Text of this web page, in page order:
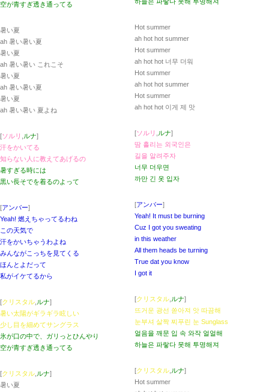
空が青すぎ透き通ってる
暑い夏
ah 暑い暑い夏
暑い夏
ah 暑い暑い これこそ
暑い夏
ah 暑い暑い夏
暑い夏
ah 暑い暑い 夏よね
[ソルリ ルナ]
汗をかいてる
知らない人に教えてあげるの
暑すぎる時には
黒い長そでを着るのよって
[アンバー]
Yeah! 燃えちゃってるわね
この天気で
汗をかいちゃうわよね
みんながこっちを見てくる
ほんとよだって
私がイケてるから
[クリスタル ルナ]
暑い太陽がギラギラ眩しい
少し目を細めてサングラス
氷が口の中で、ガリっとひんやり
空が青すぎ透き通ってる
[クリスタル ルナ]
暑い夏
Hot summer
ah hot hot summer
Hot summer
ah hot hot 너무 더워
Hot summer
ah hot hot summer
Hot summer
ah hot hot 이게 제 맛
[ソルリ ルナ]
땀 흘리는 외국인은
길을 알려주자
너무 더우면
까만 긴 옷 입자
[アンバー]
Yeah! It must be burning
Cuz I got you sweating
in this weather
All them heads be turning
True dat you know
I got it
[クリスタル ルナ]
뜨거운 광선 쏟아져 앗 따끔해
눈부셔 살짝 찌푸린 눈 Sunglass
얼음을 깨문 입 속 와작 얼얼해
하늘은 파랗다 못해 투명해져
[クリスタル ルナ]
Hot summer